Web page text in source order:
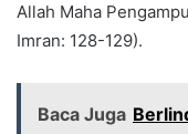
Allah Maha
Imran: 128-129).
Baca Juga